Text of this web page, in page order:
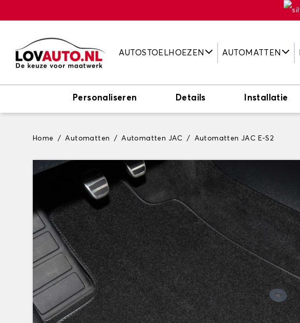
AUTOSTOELHOEZEN AUTOMATTEN
Personaliseren Details Installatie
Home Automatten Automatten JAC Automatten JAC E-S2